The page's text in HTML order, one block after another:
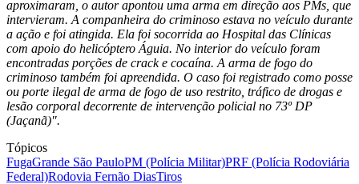
aproximaram, o autor apontou uma arma em direção aos PMs, que
intervieram. A companheira do criminoso estava no veículo durante
a ação e foi atingida. Ela foi socorrida ao Hospital das Clínicas
com apoio do helicóptero Águia. No interior do veículo foram
encontradas porções de crack e cocaína. A arma de fogo do
criminoso também foi apreendida. O caso foi registrado como posse
ou porte ilegal de arma de fogo de uso restrito, tráfico de drogas e
lesão corporal decorrente de intervenção policial no 73º DP
(Jaçanã)".
Tópicos
FugaGrande São PauloPM (Polícia Militar)PRF (Polícia Rodoviária
Federal)Rodovia Fernão DiasTiros